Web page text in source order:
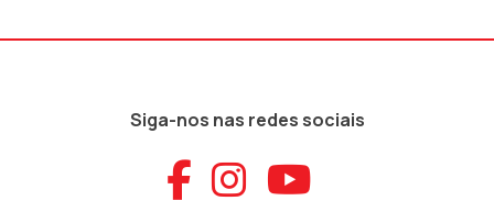
Siga-nos nas redes sociais
Aceder ao
Aceder ao
Aceder